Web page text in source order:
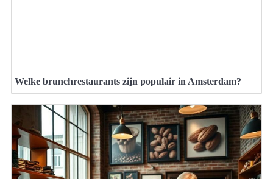
Welke brunchrestaurants zijn populair in Amsterdam?